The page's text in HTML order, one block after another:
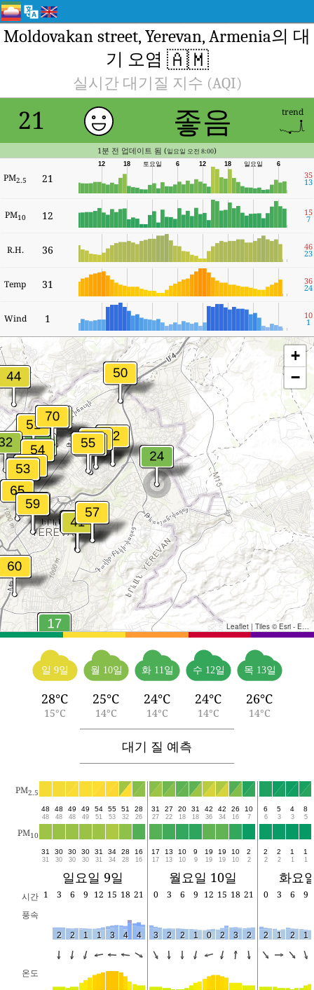
Moldovakan street, Yerevan, Armenia의 대
기 오염 🇦🇲
실시간 대기질 지수 (AQI)
21 좋음 trend
1분 전 업데이트 됨 (일요일 오전 8:00)
PM2.5 21
6
일요일
18
12
6
토요일
18
12
35
13
PM10 12 15
7
R.H. 36 46
23
Temp 31 36
24
Wind 1 10
1
+
−
Leaflet | Tiles © Esri - Esri, DeLorme, NAVTEQ, TomTom, Intermap, iPC, USGS, FAO, NPS, NRCAN, GeoBase, Kadaster NL, Ordnance Survey, Esri Japan, METI, Esri China (Hong Kong), and the GIS User Community
일 9일
28°C
15°C
월 10일
25°C
14°C
화 11일
24°C
14°C
수 12일
24°C
14°C
목 13일
26°C
14°C
대기 질 예측
PM2.5
48
48
48
48
49
48
49
49
54
51
55
53
51
32
28
26
31
27
27
22
20
18
31
18
42
36
42
34
26
16
10
7
6
6
5
3
4
3
8
5
PM10
31
31
30
30
30
30
30
30
31
31
34
34
28
28
16
16
17
17
13
13
10
10
9
9
19
19
19
19
10
10
2
2
2
2
2
2
1
1
1
1
일요일 9일 월요일 10일 화요
시간 1 3 6 9 12 15 18 21 0 3 6 9 12 15 18 21 0 3 6
9
풍속
2 2 1 1 3 4 4 3 2 2 1 0 2 3 2 2 1 2 1
온도